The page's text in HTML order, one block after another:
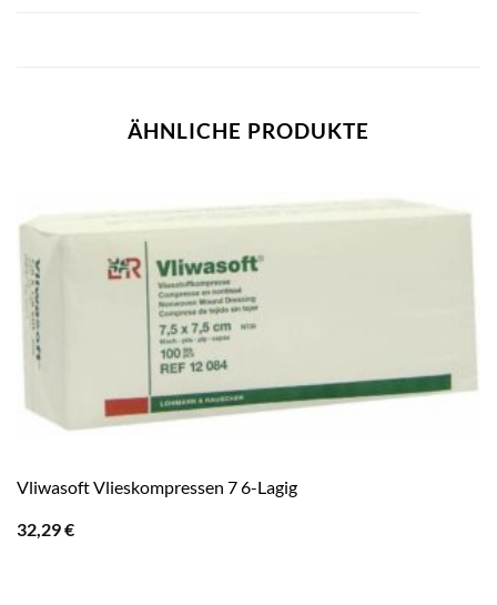
ÄHNLICHE PRODUKTE
Vliwasoft Vlieskompressen 7 6-Lagig
32,29€